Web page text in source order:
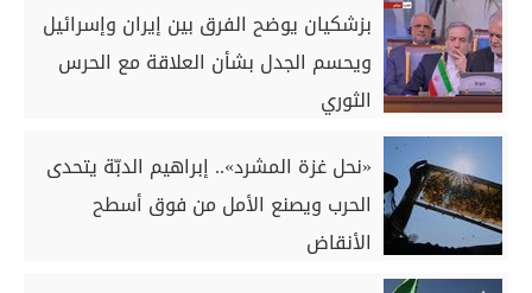
بزشكيان يوضح الفرق بين إيران وإسرائيل
ويحسم الجدل بشأن العلاقة مع الحرس
الثوري
«نحل غزة المشرد».. إبراهيم الدبّة يتحدى
الحرب ويصنع الأمل من فوق أسطح
الأنقاض